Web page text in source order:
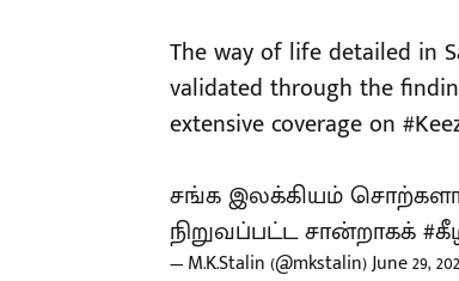
The way of life detailed in
validated through the
extensive coverage on
சங்க இலக்கியம்
நிறுவப்பட்ட சான்றாகக்
— M.K.Stalin (@mkstalin)June 29,